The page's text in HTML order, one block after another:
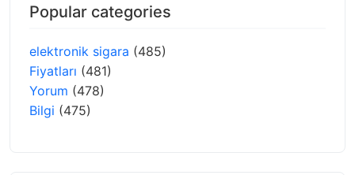
Popular categories
elektronik sigara (485)
Fiyatları (481)
Yorum (478)
Bilgi (475)